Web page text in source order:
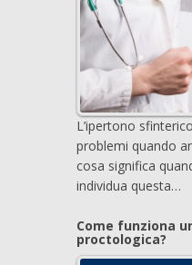
L’ipertono
problemi quando
cosa significa
individua questa…
Come funziona
proctologica?